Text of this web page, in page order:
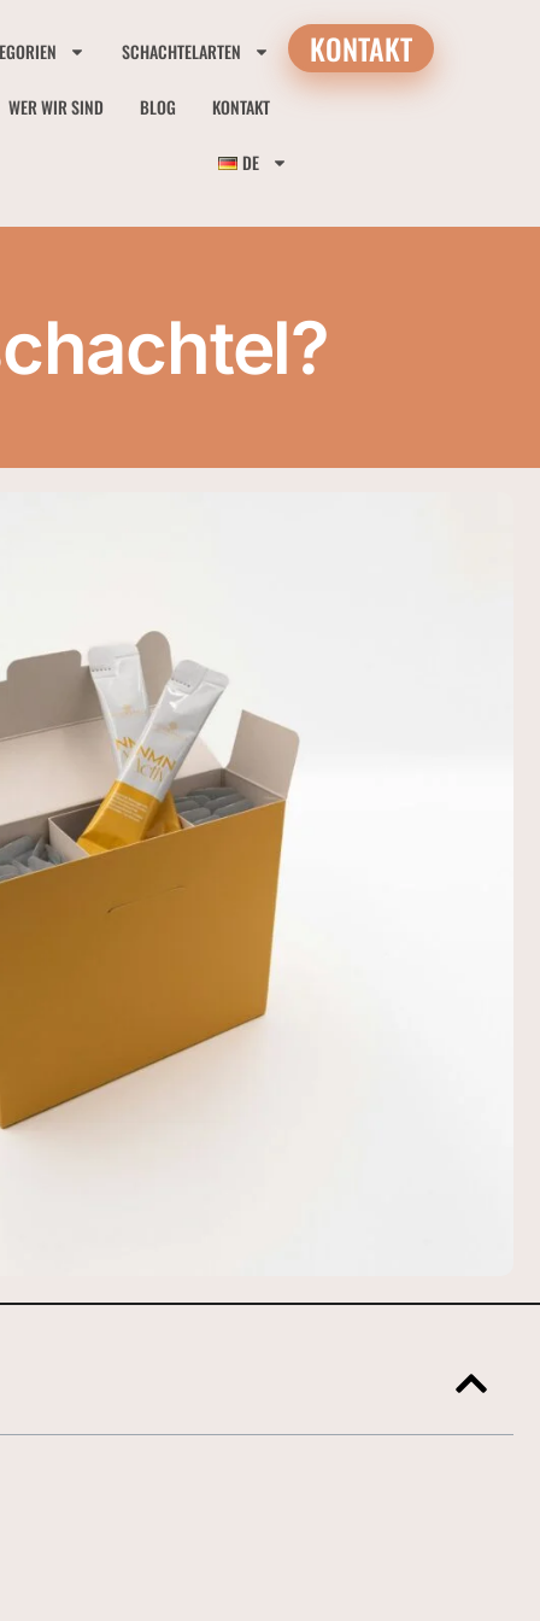
SCHACHTELARTEN
WER WIR SIND BLOG KONTAKT
DE
KONTAKT